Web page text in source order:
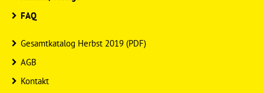
FAQ
Gesamtkatalog Herbst 2019 (PDF)
AGB
Kontakt